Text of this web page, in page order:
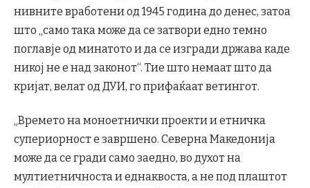
нивните вработени од 1945 година до денес, затоа
што „само така може да се затвори едно темно
поглавје од минатото и да се изгради држава каде
никој не е над законот“. Тие што немаат што да
кријат, велат од ДУИ, го прифаќаат ветингот.
„Времето на моноетнички проекти и етничка
супериорност е завршено. Северна Македонија
може да се гради само заедно, во духот на
мултиетничноста и еднаквоста, а не под плаштот